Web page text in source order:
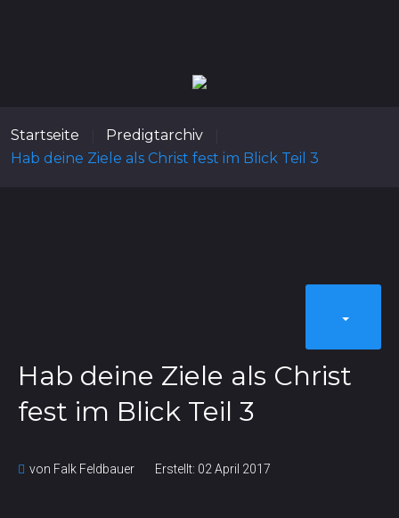
Startseite Predigtarchiv
Hab deine Ziele als Christ fest im Blick Teil 3
Hab deine Ziele als Christ
fest im Blick Teil 3
von Falk Feldbauer Erstellt: 02 April 2017